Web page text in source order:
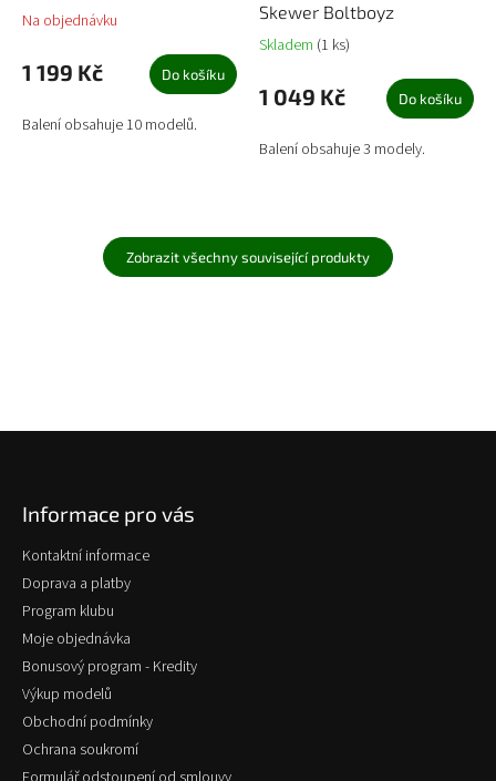
Na objednávku
1 199 Kč Do košíku
Balení obsahuje 10 modelů.
Skewer Boltboyz
Skladem (1 ks)
1 049 Kč Do košíku
Balení obsahuje 3 modely.
Zobrazit všechny související produkty
Informace pro vás
Kontaktní informace
Doprava a platby
Program klubu
Moje objednávka
Bonusový program - Kredity
Výkup modelů
Obchodní podmínky
Ochrana soukromí